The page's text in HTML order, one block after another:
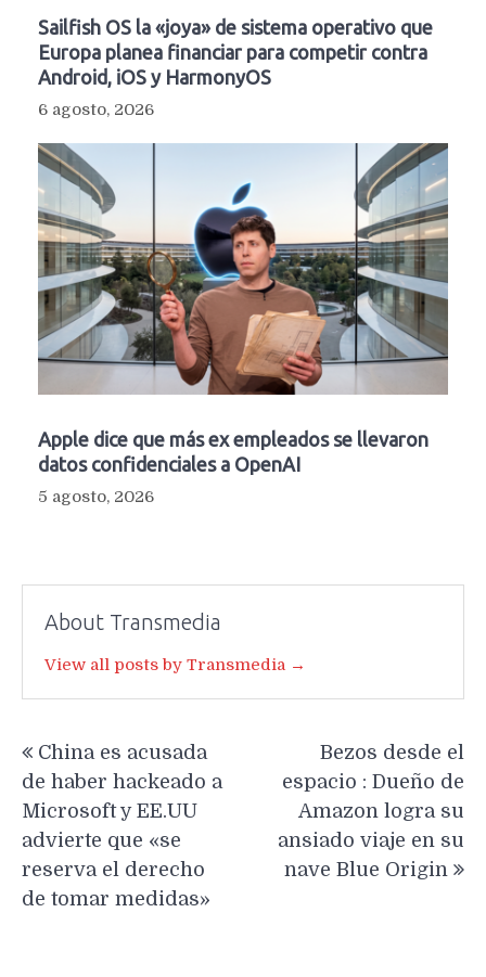
Sailfish OS la «joya» de sistema operativo que
Europa planea financiar para competir contra
Android, iOS y HarmonyOS
6 agosto, 2026
Apple dice que más ex empleados se llevaron
datos confidenciales a OpenAI
5 agosto, 2026
About Transmedia
View all posts by Transmedia →
de
entradas
China es acusada
de haber hackeado a
Microsoft y EE.UU
advierte que «se
reserva el derecho
de tomar medidas»
Bezos desde el
espacio : Dueño de
Amazon logra su
ansiado viaje en su
nave Blue Origin